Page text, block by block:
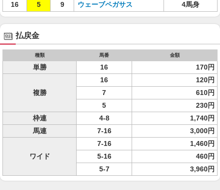
16
5 9 ウェーブペガサス 4馬身
払戻金
種類 馬番 金額
単勝 16 170円
複勝
16
120円
7
610円
5
230円
枠連
4-8
1,740円
馬連
7-16 3,000円
ワイド
7-16
1,460円
5-16
460円
5-7
3,960円